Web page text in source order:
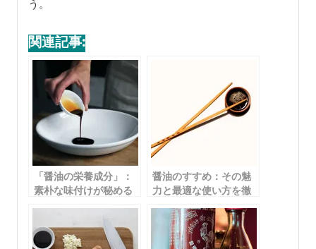
う。
関連記事:
「醤油の栄養成分」：
素朴な味付けが秘める
醤油のすすめ：その魅
力と最適な使い方を徹